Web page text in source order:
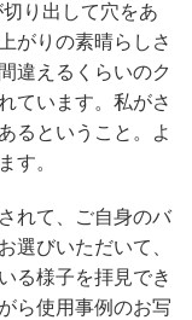
り出して穴をあ
がりの素晴らしさ
違えるくらいのク
ています。私がさ
るということ。よ
す。
れて、ご自身のバ
選びいただいて、
る様子を拝見でき
ら使用事例のお写